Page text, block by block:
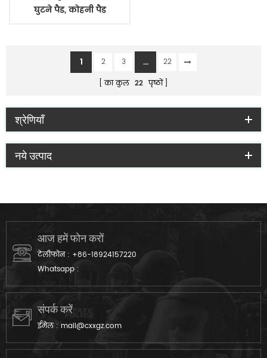
घुटने पैड, कोहनी पैड
1 2 3 ...
22
का कुल 22 पृष्ठों
श्रेणियाँ
नये उत्पाद
आज हमें फोन करों
टेलीफोन : +86-18924157220
Whatsapp :
संपर्क करें
ईमेल : mail@cxxgz.com